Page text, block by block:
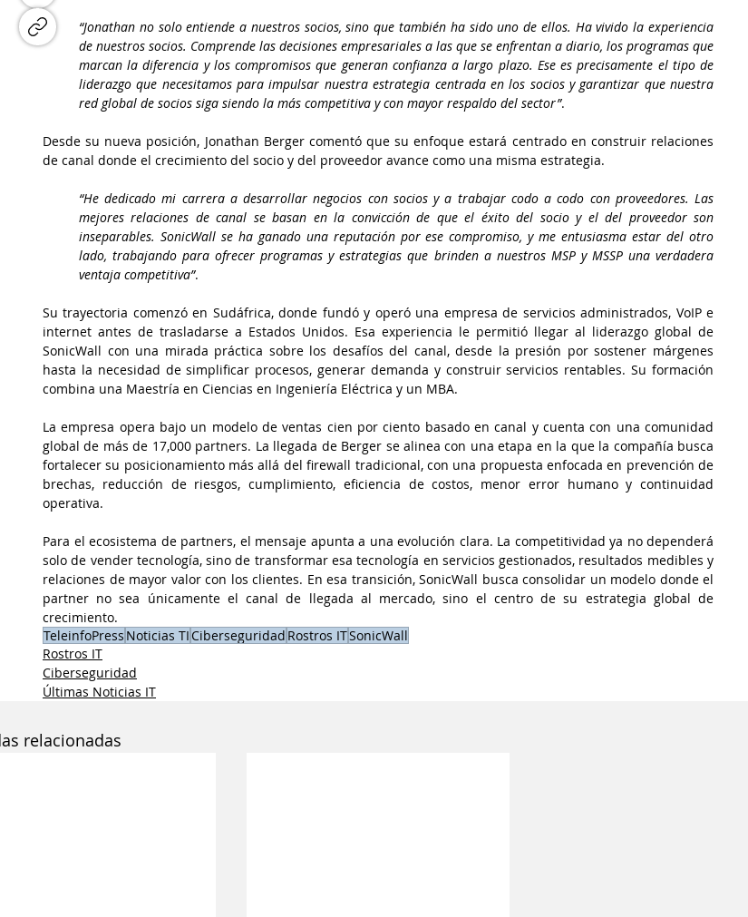
“Jonathan no solo entiende a nuestros socios, sino que también ha sido uno de ellos. Ha vivido la experiencia
de nuestros socios. Comprende las decisiones empresariales a las que se enfrentan a diario, los programas que
marcan la diferencia y los compromisos que generan confianza a largo plazo. Ese es precisamente el tipo de
liderazgo que necesitamos para impulsar nuestra estrategia centrada en los socios y garantizar que nuestra
red global de socios siga siendo la más competitiva y con mayor respaldo del sector”.
Desde su nueva posición, Jonathan Berger comentó que su enfoque estará centrado en construir relaciones
de canal donde el crecimiento del socio y del proveedor avance como una misma estrategia.
“He dedicado mi carrera a desarrollar negocios con socios y a trabajar codo a codo con proveedores. Las
mejores relaciones de canal se basan en la convicción de que el éxito del socio y el del proveedor son
inseparables. SonicWall se ha ganado una reputación por ese compromiso, y me entusiasma estar del otro
lado, trabajando para ofrecer programas y estrategias que brinden a nuestros MSP y MSSP una verdadera
ventaja competitiva”.
Su trayectoria comenzó en Sudáfrica, donde fundó y operó una empresa de servicios administrados, VoIP e
internet antes de trasladarse a Estados Unidos. Esa experiencia le permitió llegar al liderazgo global de
SonicWall con una mirada práctica sobre los desafíos del canal, desde la presión por sostener márgenes
hasta la necesidad de simplificar procesos, generar demanda y construir servicios rentables. Su formación
combina una Maestría en Ciencias en Ingeniería Eléctrica y un MBA.
La empresa opera bajo un modelo de ventas cien por ciento basado en canal y cuenta con una comunidad
global de más de 17,000 partners. La llegada de Berger se alinea con una etapa en la que la compañía busca
fortalecer su posicionamiento más allá del firewall tradicional, con una propuesta enfocada en prevención de
brechas, reducción de riesgos, cumplimiento, eficiencia de costos, menor error humano y continuidad
operativa.
Para el ecosistema de partners, el mensaje apunta a una evolución clara. La competitividad ya no dependerá
solo de vender tecnología, sino de transformar esa tecnología en servicios gestionados, resultados medibles y
relaciones de mayor valor con los clientes. En esa transición, SonicWall busca consolidar un modelo donde el
partner no sea únicamente el canal de llegada al mercado, sino el centro de su estrategia global de
crecimiento.
TeleinfoPress Noticias TICiberseguridad Rostros ITSonicWall
Rostros IT
Ciberseguridad
Últimas Noticias IT
relacionadas